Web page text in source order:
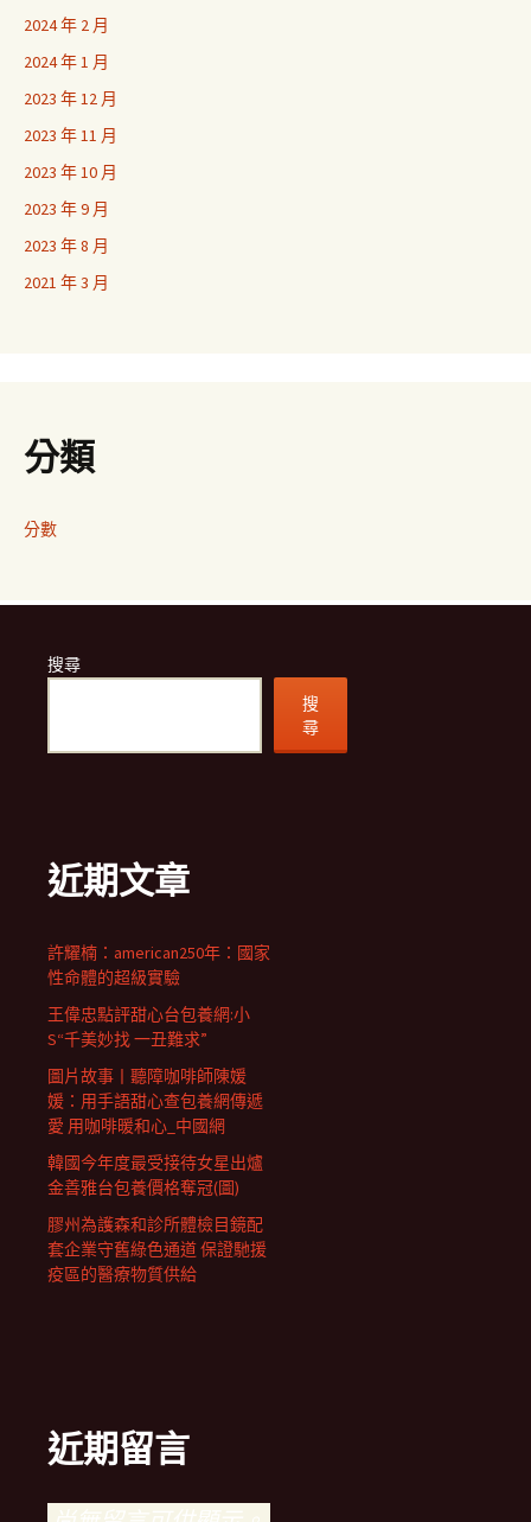
2024 年 2 月
2024 年 1 月
2023 年 12 月
2023 年 11 月
2023 年 10 月
2023 年 9 月
2023 年 8 月
2021 年 3 月
分類
分數
搜尋
搜
尋
近期文章
許耀楠：american250年：國家
性命體的超級實驗
王偉忠點評甜心台包養網:小
S“千美妙找 一丑難求”
圖片故事丨聽障咖啡師陳媛
媛：用手語甜心查包養網傳遞
愛 用咖啡暖和心_中國網
韓國今年度最受接待女星出爐
金善雅台包養價格奪冠(圖)
膠州為護森和診所體檢目鏡配
套企業守舊綠色通道 保證馳援
疫區的醫療物質供給
近期留言